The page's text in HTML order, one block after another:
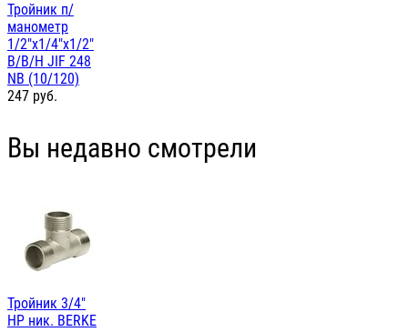
Тройник п/
манометр
1/2"х1/4"х1/2"
В/В/Н JIF 248
NB (10/120)
247 руб.
Вы недавно смотрели
Тройник 3/4"
НР ник. BERKE